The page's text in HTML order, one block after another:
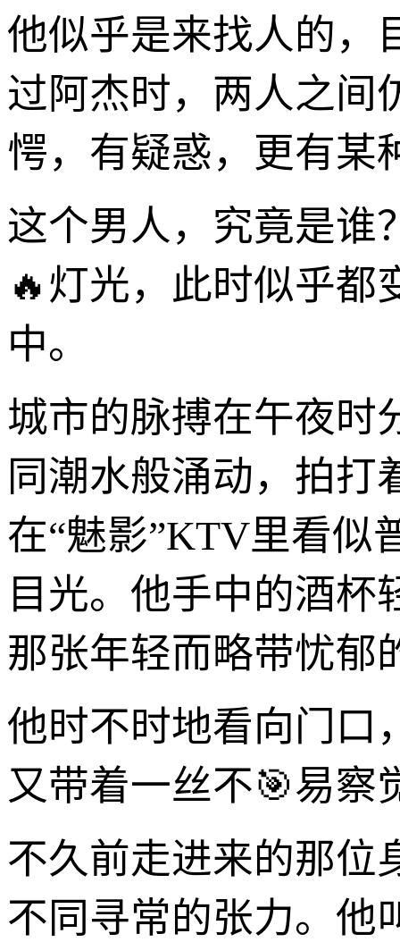
他似乎是来找人的，
过阿杰时，两人之间
愕，有疑惑，更有某
这个男人，究竟是谁
🔥灯光，此时似乎都
中。
城市的脉搏在午夜时
同潮水般涌动，拍打
在“魅影”KTV里看似
目光。他手中的酒
那张年轻而略带忧郁
他时不时地看向门口
又带着一丝不🎯易察
不久前走进来的那位
不同寻常的张力。他